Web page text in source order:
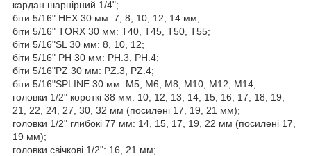
кардан шарнірний 1/4";
біти 5/16" HEX 30 мм: 7, 8, 10, 12, 14 мм;
біти 5/16" TORX 30 мм: Т40, Т45, Т50, Т55;
біти 5/16"SL 30 мм: 8, 10, 12;
біти 5/16" PH 30 мм: PH.3, PH.4;
біти 5/16"PZ 30 мм: PZ.3, PZ.4;
біти 5/16"SPLINE 30 мм: М5, М6, М8, М10, М12, М14;
головки 1/2" короткі 38 мм: 10, 12, 13, 14, 15, 16, 17, 18, 19,
21, 22, 24, 27, 30, 32 мм (посилені 17, 19, 21 мм);
головки 1/2" глибокі 77 мм: 14, 15, 17, 19, 22 мм (посилені 17,
19 мм);
головки свічкові 1/2": 16, 21 мм;